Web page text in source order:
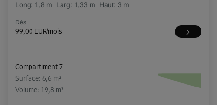
Long: 1,8 m Larg: 1,33 m Haut: 3 m
Dès
99,00 EUR/mois
Compartiment 7
Surface: 6,6 m²
Volume: 19,8 m³